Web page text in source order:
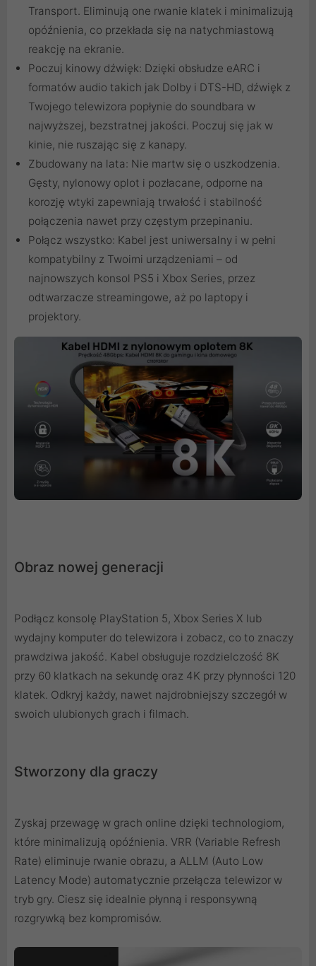
Transport. Eliminują one rwanie klatek i minimalizują
opóźnienia, co przekłada się na natychmiastową
reakcję na ekranie.
Poczuj kinowy dźwięk: Dzięki obsłudze eARC i
formatów audio takich jak Dolby i DTS-HD, dźwięk z
Twojego telewizora popłynie do soundbara w
najwyższej, bezstratnej jakości. Poczuj się jak w
kinie, nie ruszając się z kanapy.
Zbudowany na lata: Nie martw się o uszkodzenia.
Gęsty, nylonowy oplot i pozłacane, odporne na
korozję wtyki zapewniają trwałość i stabilność
połączenia nawet przy częstym przepinaniu.
Połącz wszystko: Kabel jest uniwersalny i w pełni
kompatybilny z Twoimi urządzeniami – od
najnowszych konsol PS5 i Xbox Series, przez
odtwarzacze streamingowe, aż po laptopy i
projektory.
Obraz nowej generacji
Podłącz konsolę PlayStation 5, Xbox Series X lub
wydajny komputer do telewizora i zobacz, co to znaczy
prawdziwa jakość. Kabel obsługuje rozdzielczość 8K
przy 60 klatkach na sekundę oraz 4K przy płynności 120
klatek. Odkryj każdy, nawet najdrobniejszy szczegół w
swoich ulubionych grach i filmach.
Stworzony dla graczy
Zyskaj przewagę w grach online dzięki technologiom,
które minimalizują opóźnienia. VRR (Variable Refresh
Rate) eliminuje rwanie obrazu, a ALLM (Auto Low
Latency Mode) automatycznie przełącza telewizor w
tryb gry. Ciesz się idealnie płynną i responsywną
rozgrywką bez kompromisów.